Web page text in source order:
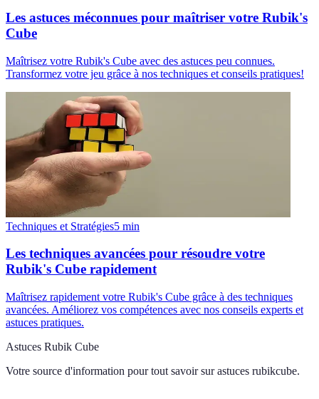
Les astuces méconnues pour maîtriser votre Rubik's
Cube
Maîtrisez votre Rubik's Cube avec des astuces peu connues.
Transformez votre jeu grâce à nos techniques et conseils pratiques!
Techniques et Stratégies5 min
Les techniques avancées pour résoudre votre
Rubik's Cube rapidement
Maîtrisez rapidement votre Rubik's Cube grâce à des techniques
avancées. Améliorez vos compétences avec nos conseils experts et
astuces pratiques.
Astuces Rubik Cube
Votre source d'information pour tout savoir sur astuces rubikcube.